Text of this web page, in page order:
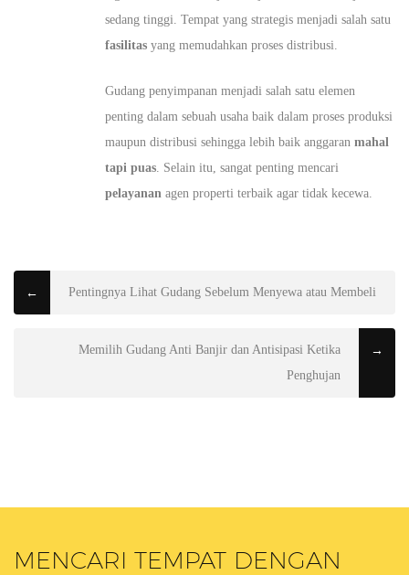
sedang tinggi. Tempat yang strategis menjadi salah satu
fasilitas yang memudahkan proses distribusi.
Gudang penyimpanan menjadi salah satu elemen
penting dalam sebuah usaha baik dalam proses produksi
maupun distribusi sehingga lebih baik anggaran mahal
tapi puas . Selain itu, sangat penting mencari
pelayanan agen properti terbaik agar tidak kecewa.
← Pentingnya Lihat Gudang Sebelum Menyewa atau Membeli
Memilih Gudang Anti Banjir dan Antisipasi Ketika
Penghujan
→
MENCARI TEMPAT DENGAN